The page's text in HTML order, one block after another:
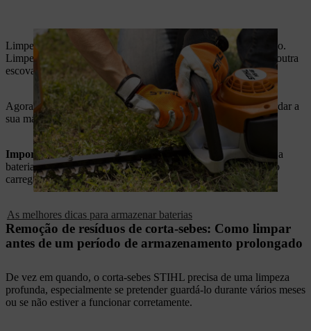
Limpe a carcaça, a bateria e o carregador com um pano húmido.
Limpe os contactos elétricos do carregador com um pincel ou outra
escova macia, se necessário.
Agora pode colocar o protetor de lâmina do corta-sebes e guardar a
sua máquina até à sua próxima utilização.
Importante:Remova a bateria antes de guardar o corta-sebes a
bateria. Guarde-a num local seco, separada do corta-sebes e do
carregador.
As melhores dicas para armazenar baterias
Remoção de resíduos de corta-sebes: Como limpar
antes de um período de armazenamento prolongado
De vez em quando, o corta-sebes STIHL precisa de uma limpeza
profunda, especialmente se pretender guardá-lo durante vários meses
ou se não estiver a funcionar corretamente.